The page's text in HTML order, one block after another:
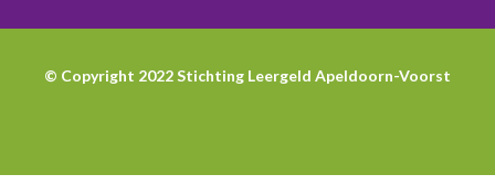
© Copyright 2022 Stichting Leergeld Apeldoorn-Voorst